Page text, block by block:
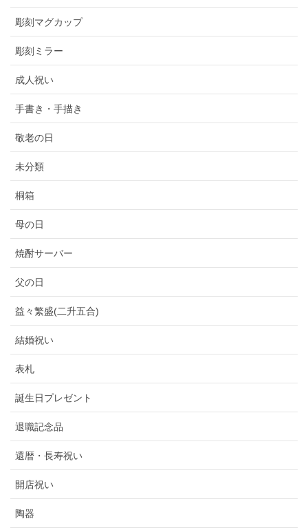
彫刻マグカップ
彫刻ミラー
成人祝い
手書き・手描き
敬老の日
未分類
桐箱
母の日
焼酎サーバー
父の日
益々繁盛(二升五合)
結婚祝い
表札
誕生日プレゼント
退職記念品
還暦・長寿祝い
開店祝い
陶器